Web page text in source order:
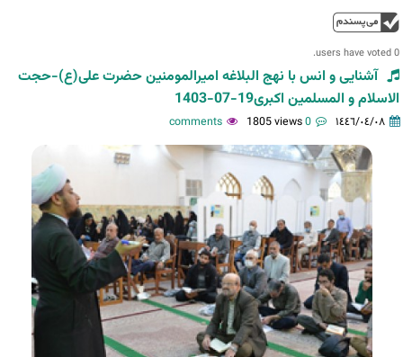
0 users have voted.
آشنایی و انس با نهج البلاغه امیرالمومنین حضرت علی(ع)-حجت
الاسلام و المسلمین اکبری19-07-1403
١٤٤٦/٠٤/٠٨ 0 comments
1805 views